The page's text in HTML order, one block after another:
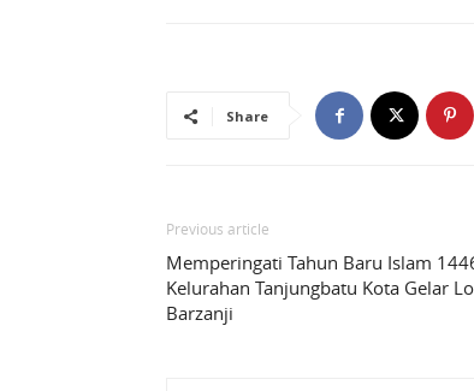
Share
Previous article
Memperingati Tahun Baru Islam
Kelurahan Tanjungbatu Kota Gelar
Barzanji